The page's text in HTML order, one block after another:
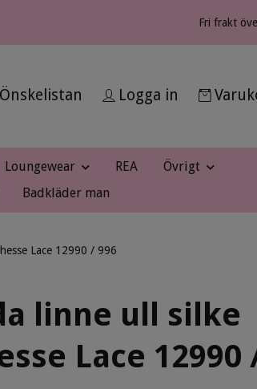
Fri frakt
Önskelistan Logga in
Loungewear REA
Övrigt
Badkläder man
Lace 12990 / 996
linne ull silke
Lace 12990